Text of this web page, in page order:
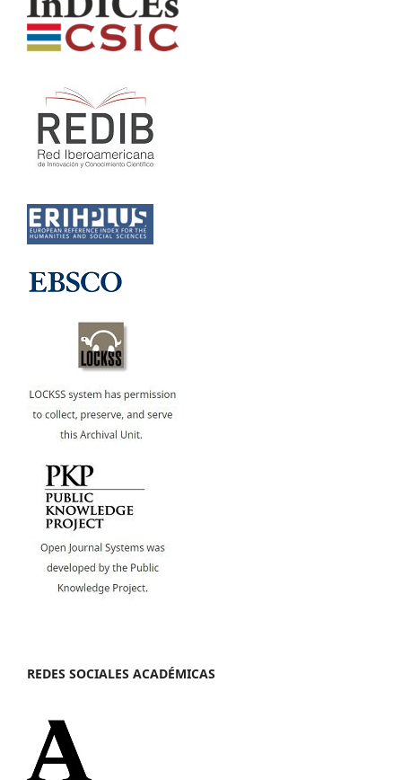
REDES SOCIALES ACADÉMICAS